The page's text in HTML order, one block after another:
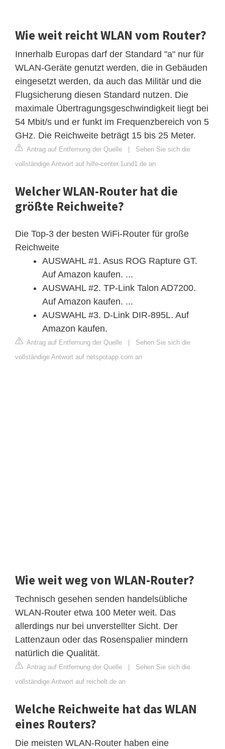
Wie weit reicht WLAN vom Router?
Innerhalb Europas darf der Standard "a" nur für
WLAN-Geräte genutzt werden, die in Gebäuden
eingesetzt werden, da auch das Militär und die
Flugsicherung diesen Standard nutzen. Die
maximale Übertragungsgeschwindigkeit liegt bei
54 Mbit/s und er funkt im Frequenzbereich von 5
GHz. Die Reichweite beträgt 15 bis 25 Meter.
Antrag auf Entfernung der Quelle
Sehen Sie sich die
vollständige Antwort auf hilfe-center.1und1.de an
Welcher WLAN-Router hat die
größte Reichweite?
Die Top-3 der besten WiFi-Router für große
Reichweite
AUSWAHL #1. Asus ROG Rapture GT.
Auf Amazon kaufen. ...
AUSWAHL #2. TP-Link Talon AD7200.
Auf Amazon kaufen. ...
AUSWAHL #3. D-Link DIR-895L. Auf
Amazon kaufen.
Antrag auf Entfernung der Quelle
Sehen Sie sich die
vollständige Antwort auf netspotapp.com an
Wie weit weg von WLAN-Router?
Technisch gesehen senden handelsübliche
WLAN-Router etwa 100 Meter weit. Das
allerdings nur bei unverstellter Sicht. Der
Lattenzaun oder das Rosenspalier mindern
natürlich die Qualität.
Antrag auf Entfernung der Quelle
Sehen Sie sich die
vollständige Antwort auf reichelt.de an
Welche Reichweite hat das WLAN
eines Routers?
Die meisten WLAN-Router haben eine